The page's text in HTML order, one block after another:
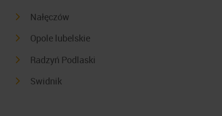
Nałęczów
Opole lubelskie
Radzyń Podlaski
Swidnik